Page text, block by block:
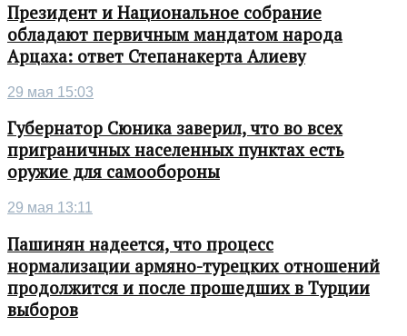
Президент и Национальное собрание
обладают первичным мандатом народа
Арцаха: ответ Степанакерта Алиеву
29 мая 15:03
Губернатор Сюника заверил, что во всех
приграничных населенных пунктах есть
оружие для самообороны
29 мая 13:11
Пашинян надеется, что процесс
нормализации армяно-турецких отношений
продолжится и после прошедших в Турции
выборов